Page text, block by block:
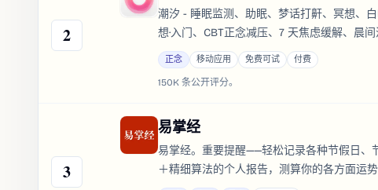
2
潮汐 - 睡眠监测、助眠、梦话打鼾、冥想、
想·入门、CBT正念减压、7 天焦虑缓解、晨
沟通、提升状态、一杯冥想...◎ 专注 & 冥想
与频次，找到你的心流时刻。
正念 移动应用 免费可试 付费
150K 条公开评分。
3
易掌经
易掌经。重要提醒——轻松记录各种节假日、
＋精细算法的个人报告，测算你的各方面运势